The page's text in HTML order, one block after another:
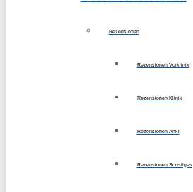
Rezensionen
Rezensionen Vorklinik
Rezensionen Klinik
Rezensionen Anki
Rezensionen Sonstiges